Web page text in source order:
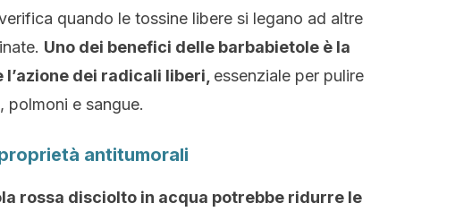
quando le tossine libere si legano ad altre
Uno dei benefici delle barbabietole è la
dei radicali liberi, essenziale per pulire
polmoni e sangue.
antitumorali
rossa disciolto in acqua potrebbe ridurre le